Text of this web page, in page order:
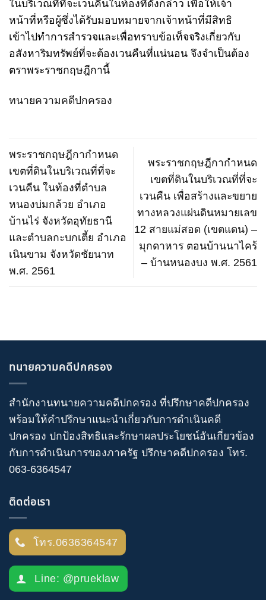
ในบริเวณที่ที่จะเวนคืนในท้องที่ดังกล่าว เพื่อให้เจ้า
หน้าที่หรือผู้ซึ่งได้รับมอบหมายจากเจ้าหน้าที่มีสิทธิ
เข้าไปทำการสำรวจและเพื่อทราบข้อเท็จจริงเกี่ยวกับ
อสังหาริมทรัพย์ที่จะต้องเวนคืนที่แน่นอน จึงจำเป็นต้อง
ตราพระราชกฤษฎีกานี้
ทนายความคดีปกครอง
พระราชกฤษฎีกากำหนด
เขตที่ดินในบริเวณที่ที่จะ
เวนคืน ในท้องที่ตำบล
หนองบ่มกล้วย อำเภอ
บ้านไร่ จังหวัดอุทัยธานี
และตำบลกะบกเตี้ย อำเภอ
เนินขาม จังหวัดชัยนาท
พ.ศ. 2561
พระราชกฤษฎีกากำหนด
เขตที่ดินในบริเวณที่ที่จะ
เวนคืน เพื่อสร้างและขยาย
ทางหลวงแผ่นดินหมายเลข
12 สายแม่สอด (เขตแดน) –
มุกดาหาร ตอนบ้านนาไคร้
– บ้านหนองบง พ.ศ. 2561
ทนายความคดีปกครอง
สำนักงานทนายความคดีปกครอง ที่ปรึกษาคดีปกครอง
พร้อมให้คำปรึกษาแนะนำเกี่ยวกับการดำเนินคดี
ปกครอง ปกป้องสิทธิและรักษาผลประโยชน์อันเกี่ยวข้อง
กับการดำเนินการของภาครัฐ ปรึกษาคดีปกครอง โทร.
063-6364547
ติดต่อเรา
โทร.0636364547
Line: @prueklaw